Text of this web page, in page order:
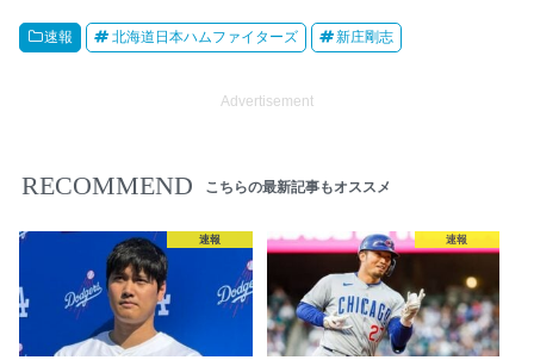
速報 北海道日本ハムファイターズ 新庄剛志
Advertisement
RECOMMEND こちらの最新記事もオススメ
速報 速報